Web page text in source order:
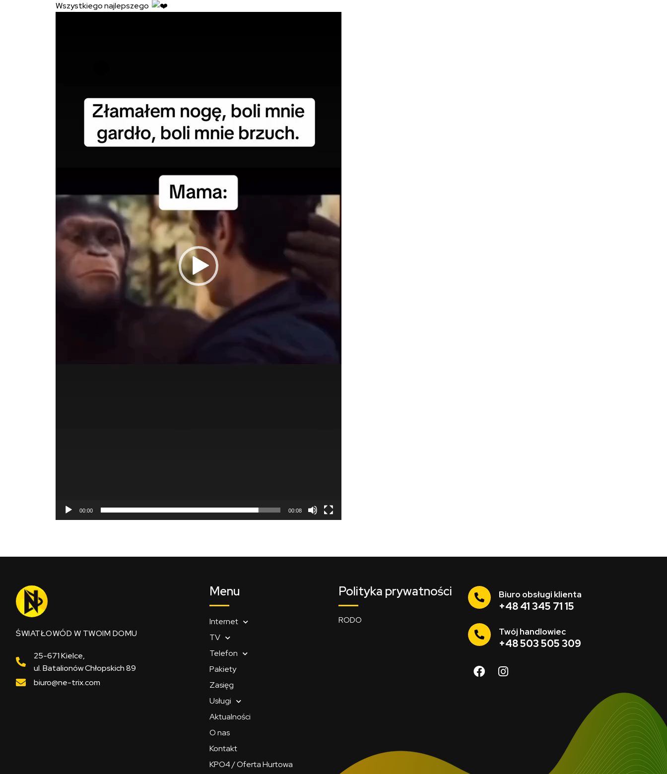
Wszystkiego najlepszego
00:00 00:08
ŚWIATŁOWÓD W TWOIM DOMU
25-671 Kielce,
ul. Batalionów Chłopskich 89
biuro@ne-trix.com
Menu
Internet
TV
Telefon
Pakiety
Zasięg
Usługi
Aktualności
O nas
Kontakt
KPO4 / Oferta Hurtowa
Polityka prywatności
RODO
Biuro obsługi klienta
+48 41 345 71 15
Twój handlowiec
+48 503 505 309